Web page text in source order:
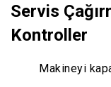
Servis
Kontroller
Makineyi